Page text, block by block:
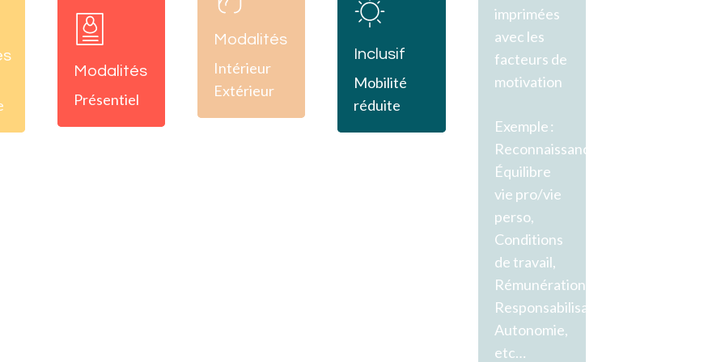
Modalités
Présentiel
Modalités
Intérieur
Extérieur
Inclusif
Mobilité
réduite
imprimées
avec les
facteurs de
motivation
Exemple :
Reconnaissance,
Équilibre
vie pro/vie
perso,
Conditions
de travail,
Rémunération,
Responsabilisation,
Autonomie,
etc…